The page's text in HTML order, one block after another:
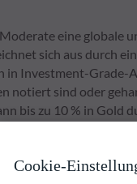
eine globale
sich aus durch
in Investment-
notiert sind oder
bis zu 10 % in
zu
soziale Themen
Cookie-